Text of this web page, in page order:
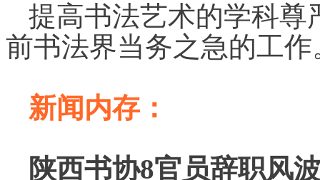
提高书法艺术的学科尊
前书法界当务之急的工作
新闻内存：
陕西书协8官员辞职风